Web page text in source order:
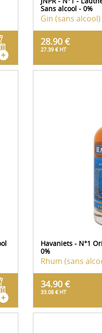
Sans alcool - 0%
Gin (sans alcool)
28.90 €
27.39 € HT
Havaniets - N°1
0%
Rhum (sans
34.90 €
33.08 € HT